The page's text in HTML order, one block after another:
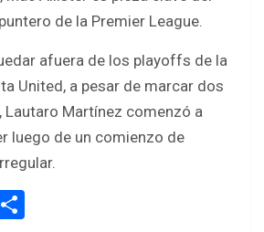
de la Premier League.
afuera de los playoffs de la
United, a pesar de marcar dos
Lautaro Martínez comenzó a
luego de un comienzo de